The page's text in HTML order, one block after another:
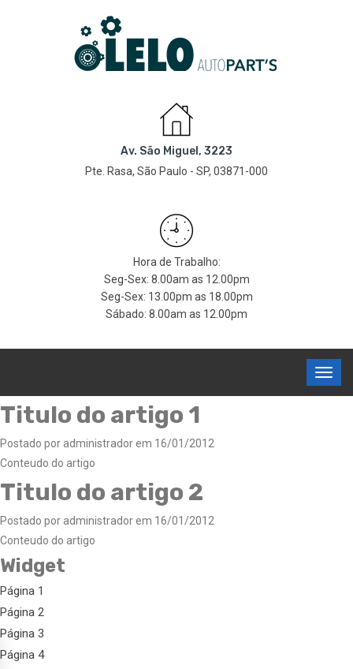
Av. São Miguel, 3223
Pte. Rasa, São Paulo - SP, 03871-000
Hora de Trabalho:
Seg-Sex: 8.00am as 12.00pm
Seg-Sex: 13.00pm as 18.00pm
Sábado: 8.00am as 12.00pm
Titulo do artigo 1
Postado por administrador em 16/01/2012
Conteudo do artigo
Titulo do artigo 2
Postado por administrador em 16/01/2012
Conteudo do artigo
Widget
Página 1
Página 2
Página 3
Página 4